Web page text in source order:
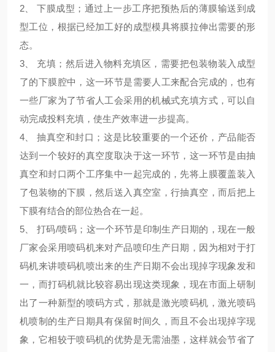
2、 下膜成型；通过上一步工序把预热后的薄膜输送到成
型工位，根据已经加工好的成型模具将膜拉伸出需要的形
态。
3、 充填；然后进入物料充填区，需要把包装物装入成型
了的下膜腔中，这一环节是需要人工来配合完成的，也有
一些厂家为了节省人工会采用的机械式充填方式，可以自
动完成投料充填，使生产效率进一步提高。
4、 抽真空和封口；这是比较重要的一个还价，产品能否
达到一个较好的真空度取决于这一环节，这一环节是由抽
真空和封口两个工序集中一起完成的，先将上膜覆盖装入
了包装物的下膜，然后送入真空室，行抽真空，而后把上
下膜有结合的部位热合在一起。
5、 打码/喷码；这一个环节是印制生产日期的，现在一般
厂家会采用喷码机来对产品喷印生产日期，因为相对于打
码机来讲喷码机喷出来的生产日期不会出现掉字现象发和
一，而打码机就比较容易出现这类现象，现在市面上研制
出了一种新型的喷码方式，那就是激光喷码机，激光喷码
机喷制的生产日期具有保留时间久，而且不会出现掉字现
象，它相较于喷码机的优势是无需油墨，这样就会节省了